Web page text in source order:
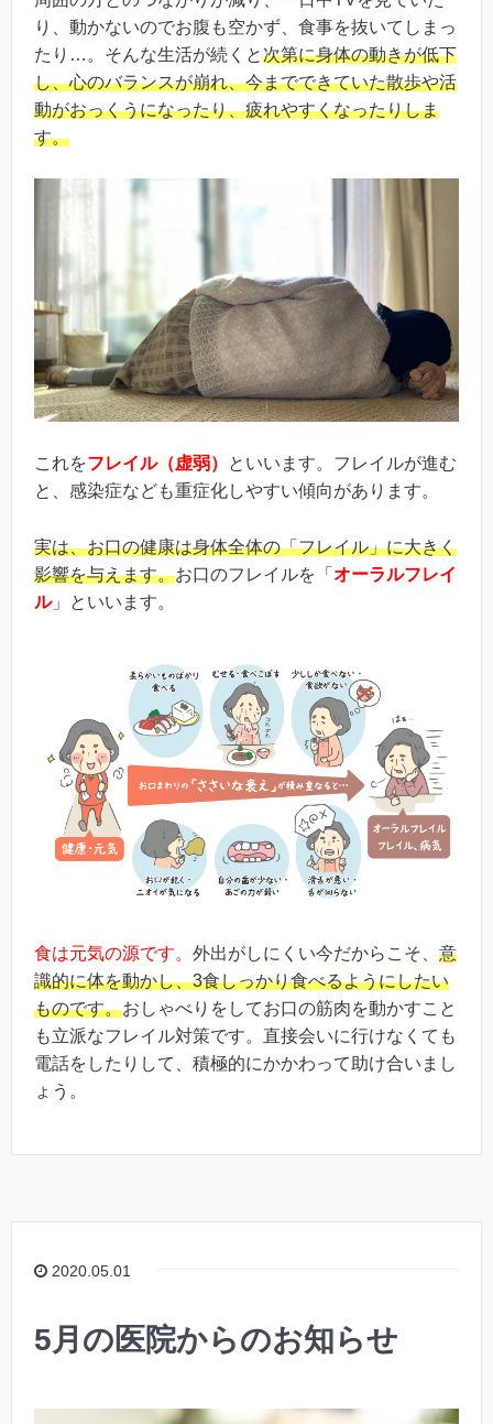
り、動かないのでお腹も空かず、食事を抜いてしまっ
たり…。そんな生活が続くと次第に身体の動きが低下
し、心のバランスが崩れ、今までできていた散歩や活
動がおっくうになったり、疲れやすくなったりしま
す。
これをフレイル（虚弱）
といいます。フレイルが進む
と、感染症なども重症化しやすい傾向があります。
実は、お口の健康は身体全体の「フレイル」に大きく
影響を与えます。お口のフレイルを「 オーラルフレイ
ル」といいます。
食は元気の源です。 外出がしにくい今だからこそ、 意
識的に体を動かし、3食しっかり食べるようにしたい
ものです。おしゃべりをしてお口の筋肉を動かすこと
も立派なフレイル対策です。直接会いに行けなくても
電話をしたりして、積極的にかかわって助け合いまし
ょう。
2020.05.01
5月の医院からのお知らせ